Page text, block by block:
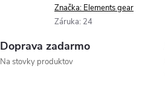
Značka: Elements gear
Záruka: 24
Doprava zadarmo
Na stovky produktov